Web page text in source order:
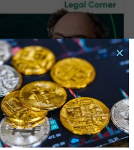
l’Italia è davvero pronta?
1 Gennaio 2024
LEGGI TUTTO »